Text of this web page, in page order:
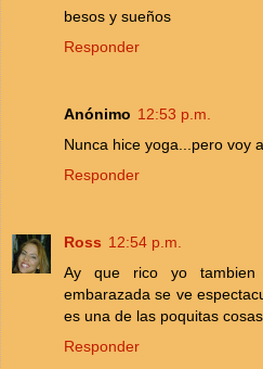
besos y sueños
Responder
Anónimo 12:53 p.m.
Nunca hice yoga...pero voy
Responder
Ross 12:54 p.m.
Ay que rico yo
embarazada se ve
es una de las poquitas
Responder